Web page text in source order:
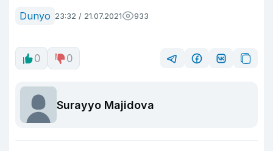
Dunyo 23:32 / 21.07.2021 933
0 0
Surayyo Majidova